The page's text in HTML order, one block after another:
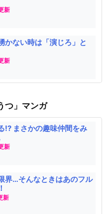
新
かない時は「演じろ」と
新
つ」マンガ
!? まさかの趣味仲間をみ
新
界…そんなときはあのフル
新